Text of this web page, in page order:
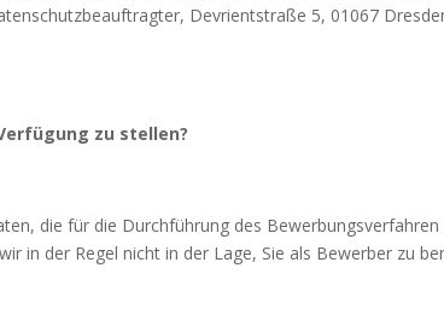
Devrientstraße 5, 01067
zu stellen?
die für die Durchführung des
in der Regel nicht in der Lage, Sie als Bewerber zu